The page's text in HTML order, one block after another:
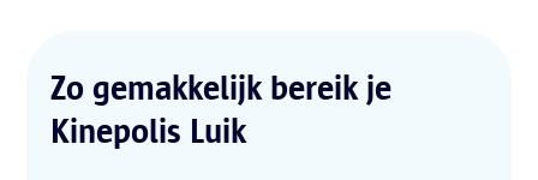
Zo gemakkelijk bereik je
Kinepolis Luik